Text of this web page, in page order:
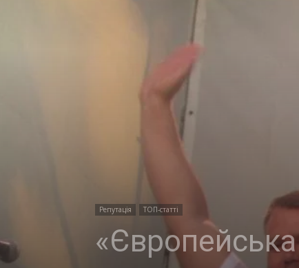
Репутація ТОП-статті